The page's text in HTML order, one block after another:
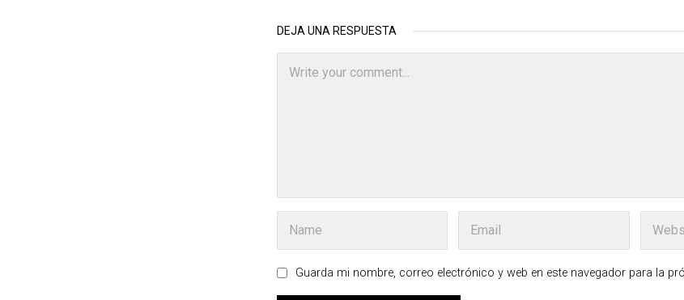
DEJA UNA RESPUESTA
Guarda mi nombre, correo electrónico y web en este navegador para la